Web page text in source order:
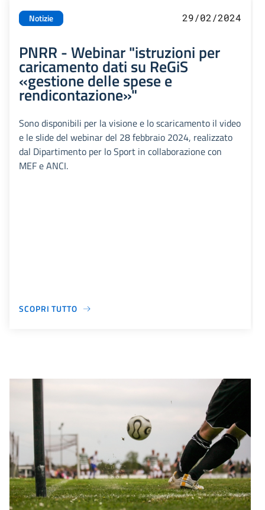
Notizie 29/02/2024
PNRR - Webinar "istruzioni per
caricamento dati su ReGiS
«gestione delle spese e
rendicontazione»"
Sono disponibili per la visione e lo scaricamento il video
e le slide del webinar del 28 febbraio 2024, realizzato
dal Dipartimento per lo Sport in collaborazione con
MEF e ANCI.
SCOPRI TUTTO